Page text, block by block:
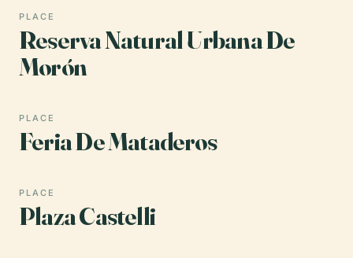
PLACE
Reserva Natural Urbana De
Morón
PLACE
Feria De Mataderos
PLACE
Plaza Castelli